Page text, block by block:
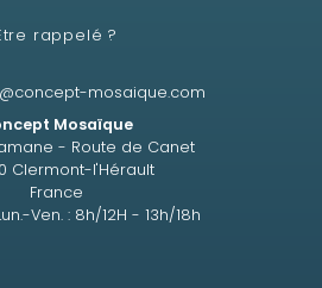
rappelé ?
mosaique.com
Mosaïque
- Route de Canet
Clermont-l'Hérault
France
Ven. : 8h/12H - 13h/18h